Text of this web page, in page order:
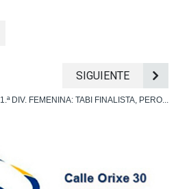
SIGUIENTE
1.ª DIV. FEMENINA: TABI FINALISTA, PERO...